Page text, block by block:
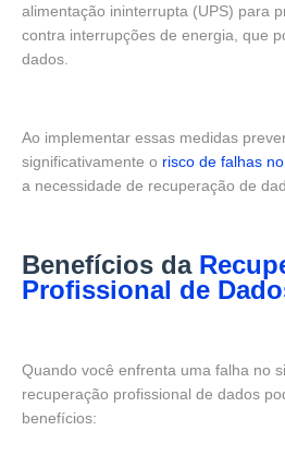
alimentação ininterrupta (UPS) para
contra interrupções de energia, que
dados.
Ao implementar essas medidas
significativamente o risco de falhas
a necessidade de recuperação de
Benefícios da
Profissional de
Quando você enfrenta uma falha no
recuperação profissional de dados
benefícios: